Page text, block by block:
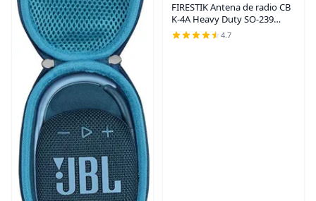
FIRESTIK Antena de radio CB
K-4A Heavy Duty SO-239
MONTAJE DE ESPÁRRAGO (A
GRANEL)
4.7